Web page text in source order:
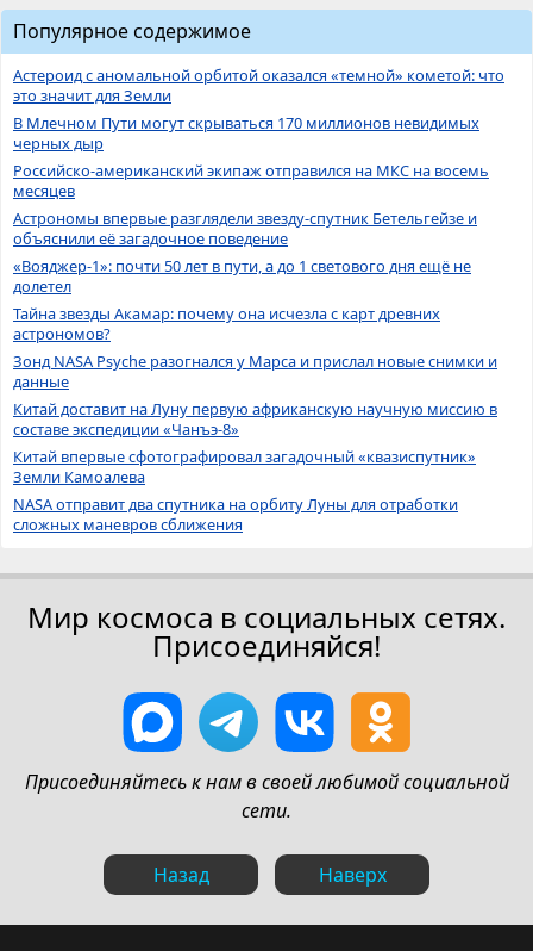
Популярное содержимое
Астероид с аномальной орбитой оказался «темной» кометой: что
это значит для Земли
В Млечном Пути могут скрываться 170 миллионов невидимых
черных дыр
Российско-американский экипаж отправился на МКС на восемь
месяцев
Астрономы впервые разглядели звезду-спутник Бетельгейзе и
объяснили её загадочное поведение
«Вояджер-1»: почти 50 лет в пути, а до 1 светового дня ещё не
долетел
Тайна звезды Акамар: почему она исчезла с карт древних
астрономов?
Зонд NASA Psyche разогнался у Марса и прислал новые снимки и
данные
Китай доставит на Луну первую африканскую научную миссию в
составе экспедиции «Чанъэ-8»
Китай впервые сфотографировал загадочный «квазиспутник»
Земли Камоалева
NASA отправит два спутника на орбиту Луны для отработки
сложных маневров сближения
Мир космоса в социальных сетях.
Присоединяйся!
Присоединяйтесь к нам в своей любимой социальной
сети.
Назад Наверх